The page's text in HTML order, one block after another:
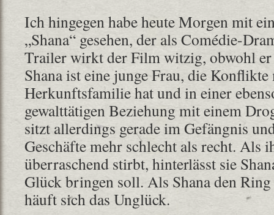
Ich hingegen habe heute Morgen mit
„Shana“ gesehen, der als Comédie-
Trailer wirkt der Film witzig, obwohl er
Shana ist eine junge Frau, die
Herkunftsfamilie hat und in einer
gewalttätigen Beziehung mit einem
sitzt allerdings gerade im Gefängnis
Geschäfte mehr schlecht als recht. Als
überraschend stirbt, hinterlässt sie
Glück bringen soll. Als Shana den
häuft sich das Unglück.